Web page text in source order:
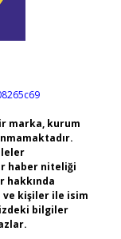
marka, kurum
haber niteliği
hakkında
ve kişiler ile isim
bilgiler